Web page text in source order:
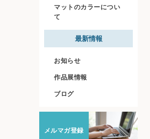
マットのカラーについ
て
最新情報
お知らせ
作品展情報
ブログ
メルマガ登録